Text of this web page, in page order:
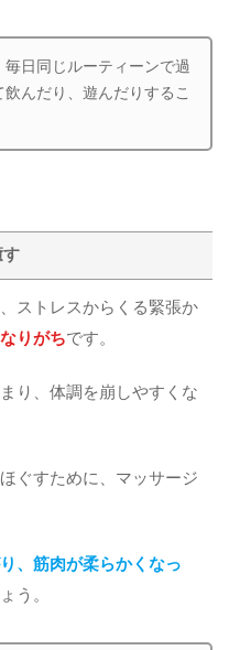
日同じルーティーンで過
んだり、遊んだりするこ
す
ストレスからくる緊張か
りがちです。
り、体調を崩しやすくな
ぐすために、マッサージ
、筋肉が柔らかくなっ
う。